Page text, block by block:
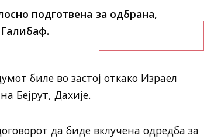
подготвена за одбрана,
биле во застој откако Израел
Бејрут, Дахије.
да биде вклучена одредба за